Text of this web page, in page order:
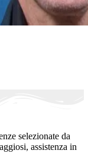
selezionate da
assistenza in